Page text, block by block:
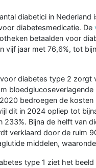
diabetici in Nederland
diabetesmedicatie. De
betaalden voor
vijf jaar met 76,6%, tot
diabetes type 2 zorgt
bloedglucoseverlagende
bedroegen de kosten
dit in 2024 opliep tot
233%. Bijna de helft van
verklaard door de ruim
middelen,
type 1 ziet het beeld